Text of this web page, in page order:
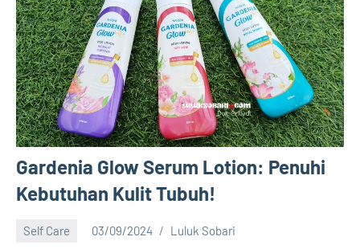
Gardenia Glow Serum Lotion: Penuhi
Kebutuhan Kulit Tubuh!
Self Care 03/09/2024 Luluk Sobari